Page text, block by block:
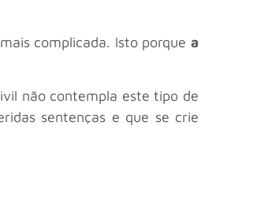
complicada. Isto porquea
não contempla este tipo de
sentenças e que se crie